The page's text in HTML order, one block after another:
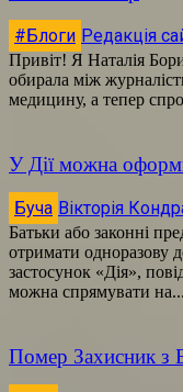
#Блоги Редакція
Привіт! Я Наталія
обирала між
медицину, а тепер
У Дії можна
Буча Вікторія
Батьки або законні
отримати одноразову
застосунок «Дія»,
можна спрямувати на...
Помер Захисник з